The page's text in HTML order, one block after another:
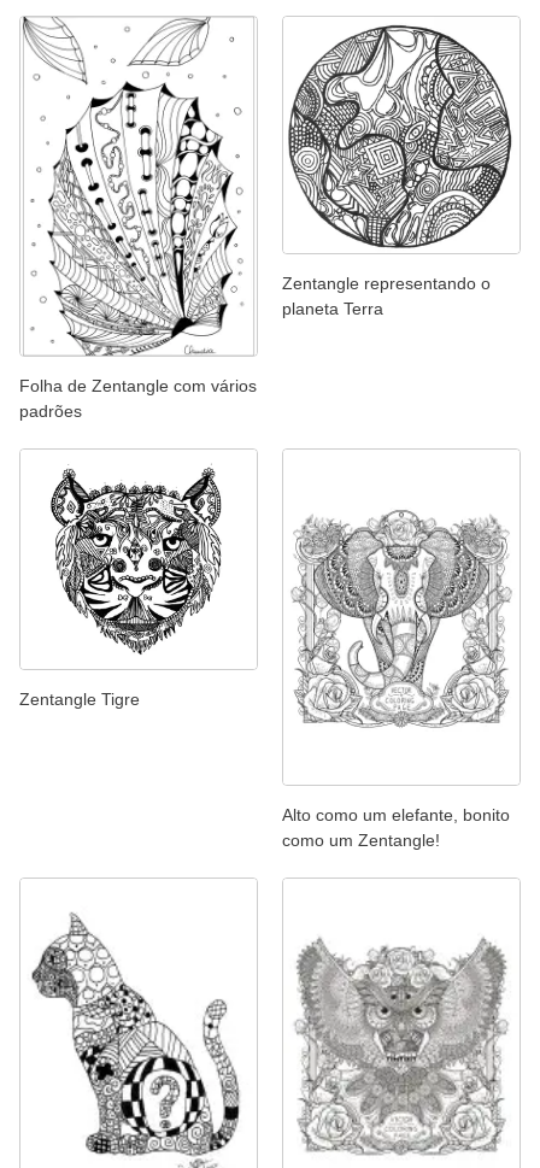
Folha de Zentangle com vários
padrões
Zentangle representando o
planeta Terra
Zentangle Tigre
Alto como um elefante, bonito
como um Zentangle!